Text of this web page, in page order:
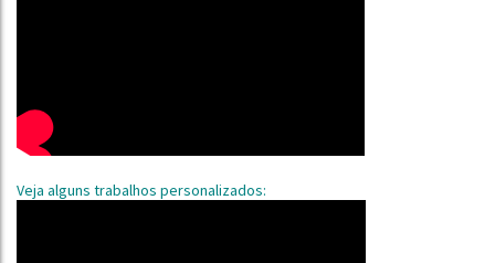
Veja alguns trabalhos personalizados: